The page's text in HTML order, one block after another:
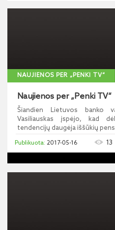
NAUJIENOS PER „PENKI TV“
Naujienos per „Penki TV“
Šiandien Lietuvos banko
Vasiliauskas įspėjo, kad
tendencijų daugėja iššūkių
2017-05-16 13